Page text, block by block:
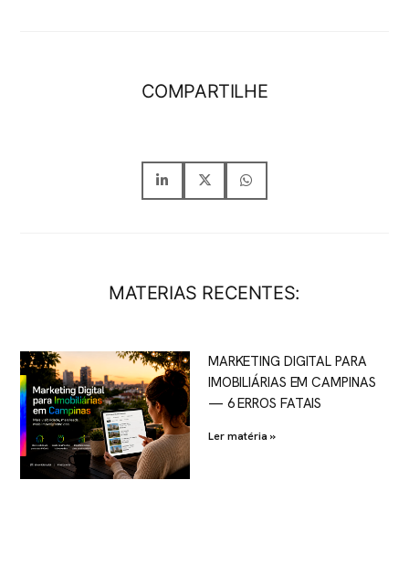
COMPARTILHE
MATERIAS RECENTES:
MARKETING DIGITAL PARA
IMOBILIÁRIAS EM CAMPINAS
— 6 ERROS FATAIS
Ler matéria »